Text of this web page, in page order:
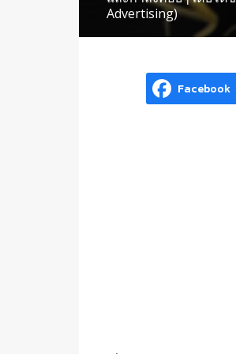
Advertising)
Facebook